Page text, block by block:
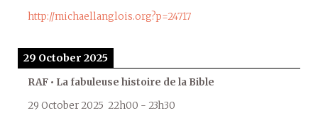
http://michaellanglois.org?p=24717
29 October 2025
RAF • La fabuleuse histoire de la Bible
29 October 2025 22h00 - 23h30